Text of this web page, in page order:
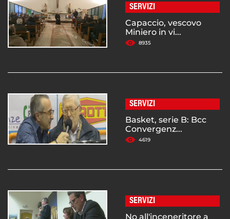
SERVIZI
Capaccio, vescovo
Miniero in vi...
8935
SERVIZI
Basket, serie B: Bcc
Convergenz...
4619
SERVIZI
No all'inceneritore a